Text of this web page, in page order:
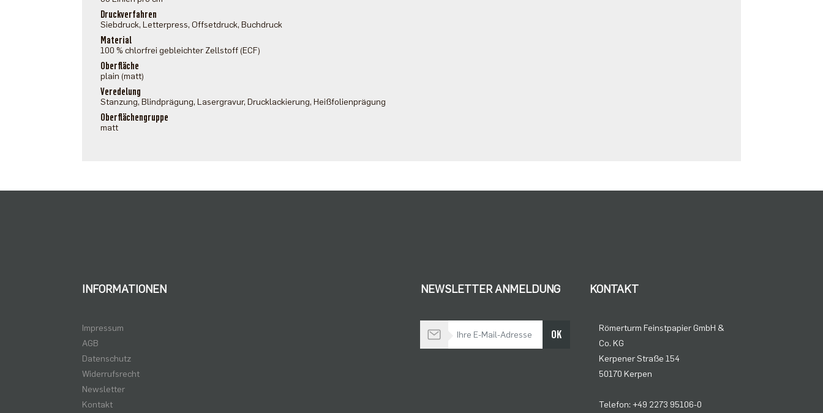
Druckverfahren
Siebdruck, Letterpress, Offsetdruck, Buchdruck
Material
100 % chlorfrei gebleichter Zellstoff (ECF)
Oberfläche
plain (matt)
Veredelung
Stanzung, Blindprägung, Lasergravur, Drucklackierung, Heißfolienprägung
Oberflächengruppe
matt
INFORMATIONEN
Impressum
AGB
Datenschutz
Widerrufsrecht
Newsletter
Kontakt
NEWSLETTER ANMELDUNG
Bleiben Sie auf dem Laufenden OK
KONTAKT
Römerturm Feinstpapier GmbH &
Co. KG
Kerpener Straße 154
50170 Kerpen
Telefon: +49 2273 95106-0